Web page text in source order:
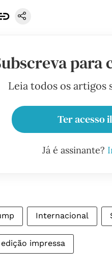
para
Leia todos os artigos
Ter acesso
Já é assinante?
Internacional
edição impressa